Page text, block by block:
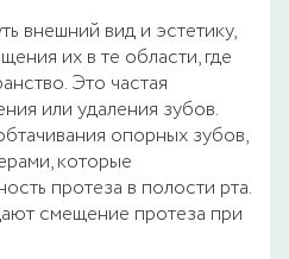
внешний вид и эстетику,
их в те области, где
Это частая
или удаления зубов.
опорных зубов,
которые
протеза в полости рта.
смещение протеза при